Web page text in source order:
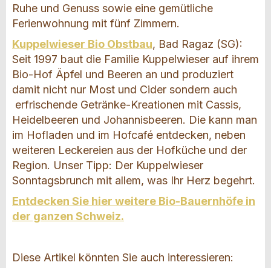
Ruhe und Genuss sowie eine gemütliche
Ferienwohnung mit fünf Zimmern.
Kuppelwieser Bio Obstbau, Bad Ragaz (SG):
Seit 1997 baut die Familie Kuppelwieser auf ihrem
Bio-Hof Äpfel und Beeren an und produziert
damit nicht nur Most und Cider sondern auch
erfrischende Getränke-Kreationen mit Cassis,
Heidelbeeren und Johannisbeeren. Die kann man
im Hofladen und im Hofcafé entdecken, neben
weiteren Leckereien aus der Hofküche und der
Region. Unser Tipp: Der Kuppelwieser
Sonntagsbrunch mit allem, was Ihr Herz begehrt.
Entdecken Sie hier weitere Bio-Bauernhöfe in
der ganzen Schweiz.
Diese Artikel könnten Sie auch interessieren: